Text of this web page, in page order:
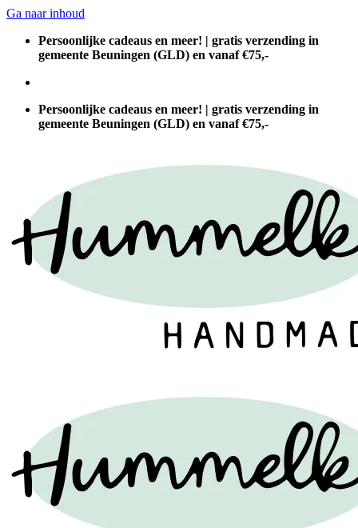
Ga naar inhoud
Persoonlijke cadeaus en meer! | gratis verzending in
gemeente Beuningen (GLD) en vanaf €75,-
Persoonlijke cadeaus en meer! | gratis verzending in
gemeente Beuningen (GLD) en vanaf €75,-